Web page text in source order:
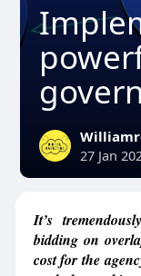
27 Jan
It’s
bidding on
cost for the